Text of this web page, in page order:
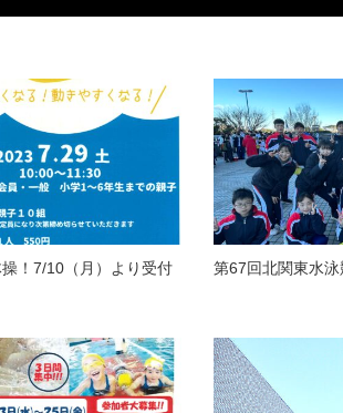
！7/10（月）より受付
第67回北関東水